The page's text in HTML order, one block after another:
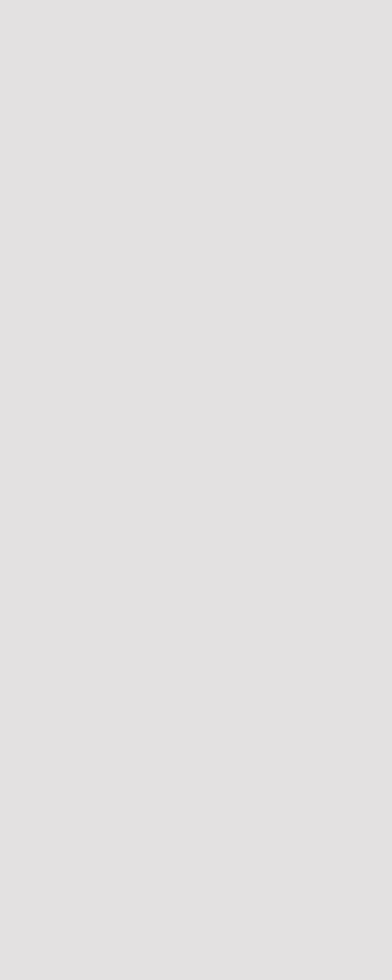
2025 d’IDEA et notamment
autour de 4 briques, où
:
approvisionnements et
bon endroit, au bon
« hommes trafic » pour
que la gestion des
(découpe, pré-
unit IDEA peut répondre
à travers une gamme de
flux, process : le champ
à pied d’œuvre,
ajustable aux besoins du